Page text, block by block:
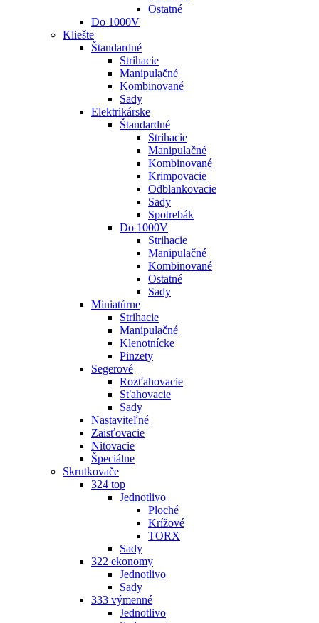
Ostatné
Do 1000V
Kliešte
Štandardné
Strihacie
Manipulačné
Kombinované
Sady
Elektrikárske
Štandardné
Strihacie
Manipulačné
Kombinované
Krimpovacie
Odblankovacie
Sady
Spotrebák
Do 1000V
Strihacie
Manipulačné
Kombinované
Ostatné
Sady
Miniatúrne
Strihacie
Manipulačné
Klenotnícke
Pinzety
Segerové
Rozťahovacie
Sťahovacie
Sady
Nastaviteľné
Zaisťovacie
Nitovacie
Špeciálne
Skrutkovače
324 top
Jednotlivo
Ploché
Krížové
TORX
Sady
322 ekonomy
Jednotlivo
Sady
333 výmenné
Jednotlivo